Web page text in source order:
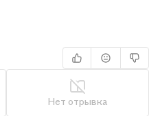
Нет отрывка